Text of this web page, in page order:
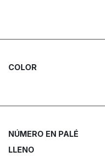
COLOR
NÚMERO EN PALÉ
LLENO